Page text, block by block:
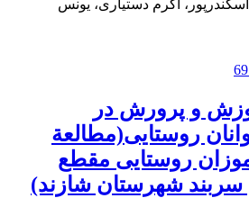
اکرم دستیاری، یونس
و پرورش در
روستایی(مطالعة
روستایی مقطع
شهرستان شازند)